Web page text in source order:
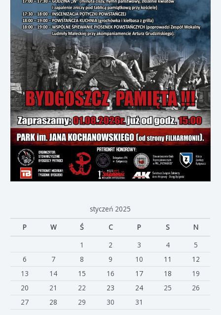
styczeń 2025
P
W Ś C P S
N
1
2 3 4
5
6
7 8 9 10 11
12
13
14 15 16 17 18
19
20
21 22 23 24 25
26
27
28 29 30 31